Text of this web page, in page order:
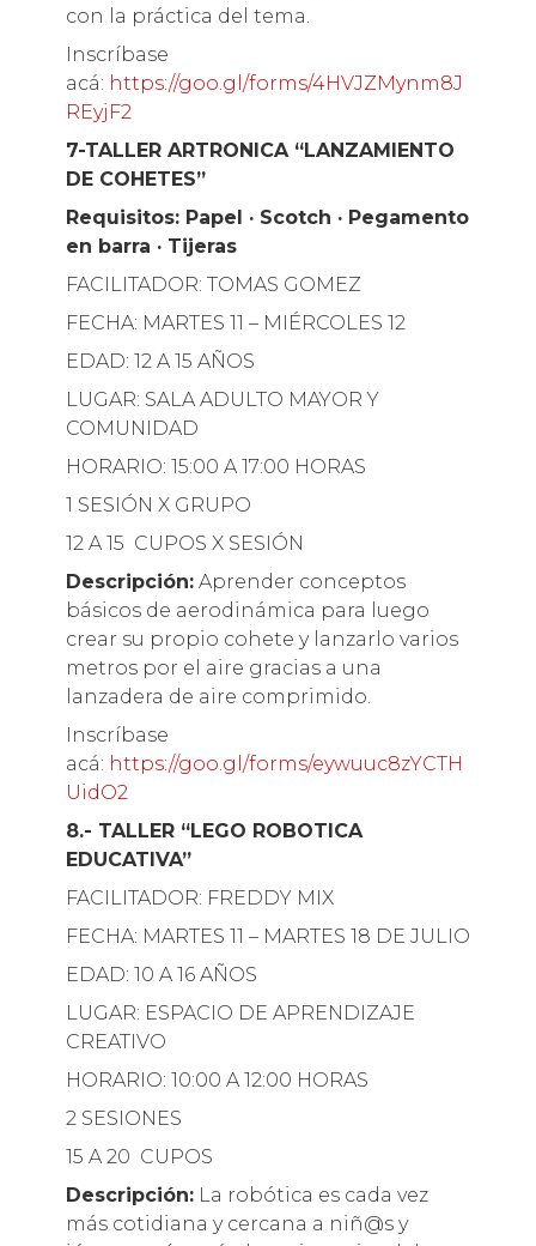
con la práctica del tema.
Inscríbase
acá: https://goo.gl/forms/4HVJZMynm8J
REyjF2
7-TALLER ARTRONICA “LANZAMIENTO
DE COHETES”
Requisitos: Papel · Scotch · Pegamento
en barra · Tijeras
FACILITADOR: TOMAS GOMEZ
FECHA: MARTES 11 – MIÉRCOLES 12
EDAD: 12 A 15 AÑOS
LUGAR: SALA ADULTO MAYOR Y
COMUNIDAD
HORARIO: 15:00 A 17:00 HORAS
1 SESIÓN X GRUPO
12 A 15 CUPOS X SESIÓN
Descripción:Aprender conceptos
básicos de aerodinámica para luego
crear su propio cohete y lanzarlo varios
metros por el aire gracias a una
lanzadera de aire comprimido.
Inscríbase
acá: https://goo.gl/forms/eywuuc8zYCTH
UidO2
8.- TALLER “LEGO ROBOTICA
EDUCATIVA”
FACILITADOR: FREDDY MIX
FECHA: MARTES 11 – MARTES 18 DE JULIO
EDAD: 10 A 16 AÑOS
LUGAR: ESPACIO DE APRENDIZAJE
CREATIVO
HORARIO: 10:00 A 12:00 HORAS
2 SESIONES
15 A 20 CUPOS
Descripción:La robótica es cada vez
más cotidiana y cercana a niñ@s y